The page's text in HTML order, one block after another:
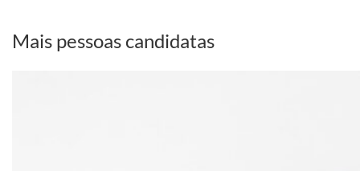
Mais pessoas candidatas